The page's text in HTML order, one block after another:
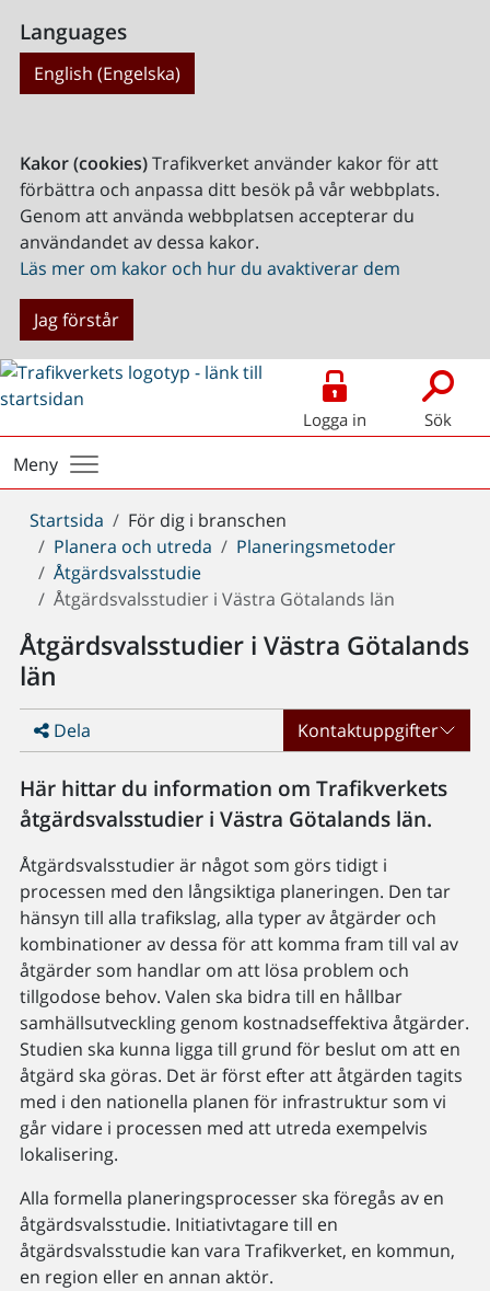
Languages
English (Engelska)
Kakor (cookies)Trafikverket använder kakor för att
förbättra och anpassa ditt besök på vår webbplats.
Genom att använda webbplatsen accepterar du
användandet av dessa kakor.
Läs mer om kakor och hur du avaktiverar dem
Jag förstår
Logga in Sök
Meny
Du
är
här:
Startsida
För dig i branschen
Planera och utreda
Planeringsmetoder
Åtgärdsvalsstudie
Åtgärdsvalsstudier i Västra Götalands län
Åtgärdsvalsstudier i Västra Götalands
län
Dela Kontaktuppgifter
Här hittar du information om Trafikverkets
åtgärdsvalsstudier i Västra Götalands län.
Åtgärdsvalsstudier är något som görs tidigt i
processen med den långsiktiga planeringen. Den tar
hänsyn till alla trafikslag, alla typer av åtgärder och
kombinationer av dessa för att komma fram till val av
åtgärder som handlar om att lösa problem och
tillgodose behov. Valen ska bidra till en hållbar
samhällsutveckling genom kostnadseffektiva åtgärder.
Studien ska kunna ligga till grund för beslut om att en
åtgärd ska göras. Det är först efter att åtgärden tagits
med i den nationella planen för infrastruktur som vi
går vidare i processen med att utreda exempelvis
lokalisering.
Alla formella planeringsprocesser ska föregås av en
åtgärdsvalsstudie. Initiativtagare till en
åtgärdsvalsstudie kan vara Trafikverket, en kommun,
en region eller en annan aktör.